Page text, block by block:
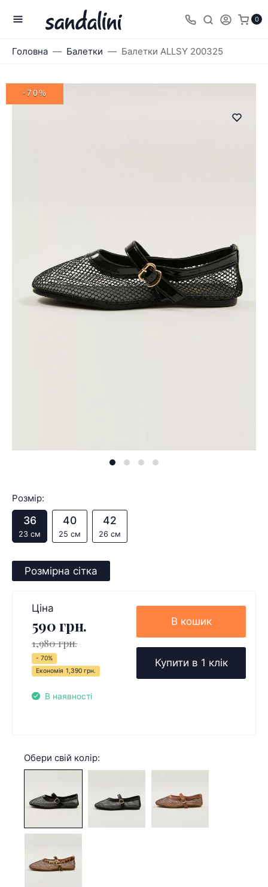
0
Головна Балетки Балетки ALLSY 200325
-70%
Розмір:
36
23 см
40
25 см
42
26 см
Розмірна сітка
Ціна
590 грн.
1,980 грн.
- 70%
Економія 1,390 грн.
В наявності
В кошик
Купити в 1 клік
Обери свій колір: